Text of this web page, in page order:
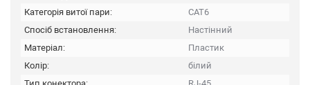
Категорія витої пари:
CAT6
Спосіб встановлення:
Настінний
Матеріал:
Пластик
Колір:
білий